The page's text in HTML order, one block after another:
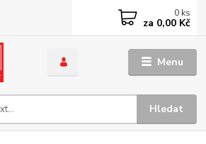
Menu
Hledat
0 ks
za 0,00 Kč